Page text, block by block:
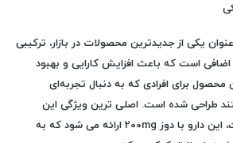
یکی از جدیدترین محصولات در بازار، ترکیبی
اضافی است که باعث افزایش کارایی و بهبود
برای افرادی که به دنبال تجربه‌ای
طراحی شده است. اصلی ترین ویژگی این
محصول دوز بالای آن است، این دارو با دوز 200mg ارائه می شود که به